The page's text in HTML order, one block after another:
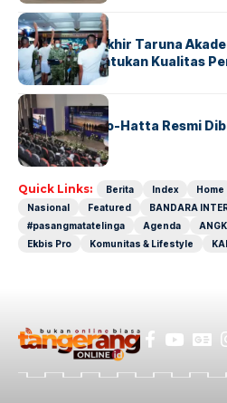
BERITA
Sidang Pantukhir Taruna
Strategis Tentukan Kualitas
BANDARA BERITA
IALC Soekarno-Hatta Resmi
Dunia
Quick Links: Berita Index Home
Nasional
Featured
BANDARA
#pasangmatatelinga
Agenda
Ekbis Pro
Komunitas & Lifestyle